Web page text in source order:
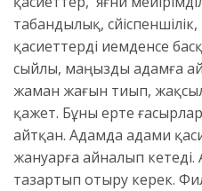
табандылық,
қасиеттерді иемденсе
сыйлы, маңызды адамға
жаман жағын тиып,
қажет. Бұны ерте
айтқан. Адамда адами
жануарға айналып
тазартып отыру керек.